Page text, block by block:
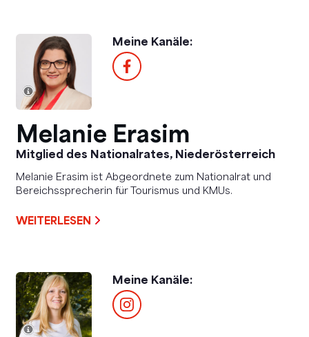
Meine Kanäle:
Melanie Erasim
Mitglied des Nationalrates, Niederösterreich
Melanie Erasim ist Abgeordnete zum Nationalrat und
Bereichssprecherin für Tourismus und KMUs.
WEITERLESEN
Meine Kanäle: